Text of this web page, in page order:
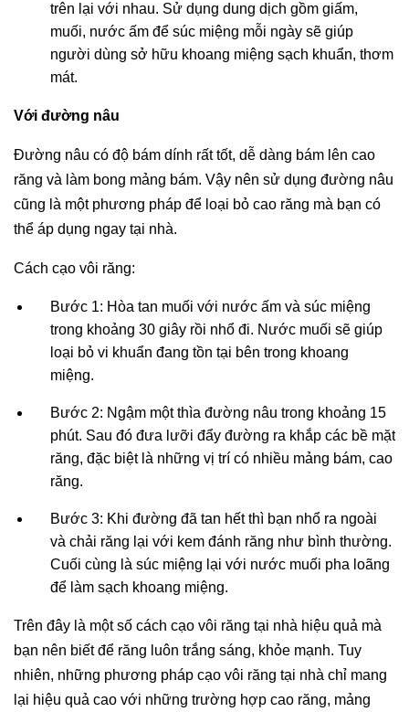
trên lại với nhau. Sử dụng dung dịch gồm giấm,
muối, nước ấm để súc miệng mỗi ngày sẽ giúp
người dùng sở hữu khoang miệng sạch khuẩn, thơm
mát.
Với đường nâu
Đường nâu có độ bám dính rất tốt, dễ dàng bám lên cao
răng và làm bong mảng bám. Vậy nên sử dụng đường nâu
cũng là một phương pháp để loại bỏ cao răng mà bạn có
thể áp dụng ngay tại nhà.
Cách cạo vôi răng:
Bước 1: Hòa tan muối với nước ấm và súc miệng
trong khoảng 30 giây rồi nhổ đi. Nước muối sẽ giúp
loại bỏ vi khuẩn đang tồn tại bên trong khoang
miệng.
Bước 2: Ngậm một thìa đường nâu trong khoảng 15
phút. Sau đó đưa lưỡi đẩy đường ra khắp các bề mặt
răng, đặc biệt là những vị trí có nhiều mảng bám, cao
răng.
Bước 3: Khi đường đã tan hết thì bạn nhổ ra ngoài
và chải răng lại với kem đánh răng như bình thường.
Cuối cùng là súc miệng lại với nước muối pha loãng
để làm sạch khoang miệng.
Trên đây là một số cách cạo vôi răng tại nhà hiệu quả mà
bạn nên biết để răng luôn trắng sáng, khỏe mạnh. Tuy
nhiên, những phương pháp cạo vôi răng tại nhà chỉ mang
lại hiệu quả cao với những trường hợp cao răng, mảng